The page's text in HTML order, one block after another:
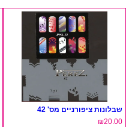
שבלונות ציפורניים מס' 42
₪20.00